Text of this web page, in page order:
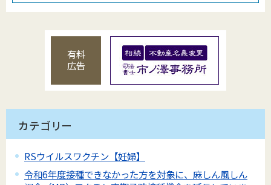
有料
広告
カテゴリー
RSウイルスワクチン【妊婦】
令和6年度接種できなかった方を対象に、麻しん風しん